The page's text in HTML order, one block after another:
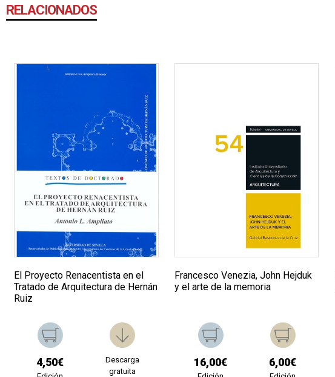
RELACIONADOS
El Proyecto Renacentista en el
Tratado de Arquitectura de Hernán
Ruiz
4,50€
Descarga
gratuita
Francesco Venezia, John Hejduk
y el arte de la memoria
16,00€ 6,00€